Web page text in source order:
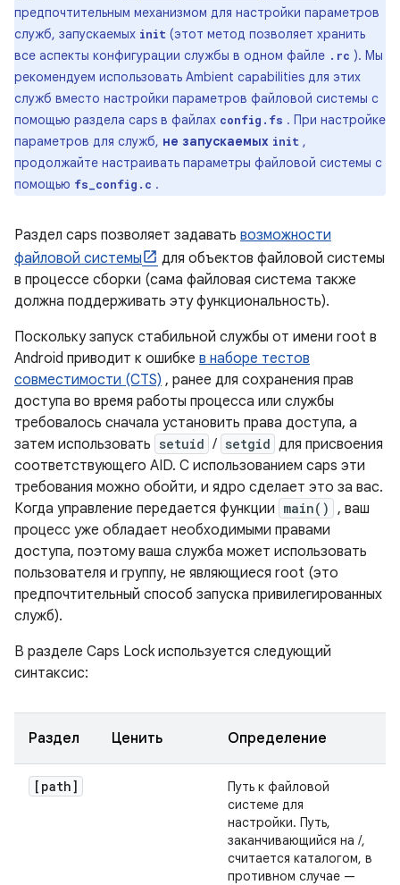
предпочтительным механизмом для настройки параметров
служб, запускаемых init (этот метод позволяет хранить
все аспекты конфигурации службы в одном файле .rc ). Мы
рекомендуем использовать Ambient capabilities для этих
служб вместо настройки параметров файловой системы с
помощью раздела caps в файлах config.fs . При настройке
параметров для служб, не запускаемых init ,
продолжайте настраивать параметры файловой системы с
помощью fs_config.c .
Раздел caps позволяет задавать возможности
файловой системы
для объектов файловой системы
в процессе сборки (сама файловая система также
должна поддерживать эту функциональность).
Поскольку запуск стабильной службы от имени root в
Android приводит к ошибке в наборе тестов
совместимости (CTS) , ранее для сохранения прав
доступа во время работы процесса или службы
требовалось сначала установить права доступа, а
затем использовать setuid / setgid для присвоения
соответствующего AID. С использованием caps эти
требования можно обойти, и ядро ​​сделает это за вас.
Когда управление передается функции main() , ваш
процесс уже обладает необходимыми правами
доступа, поэтому ваша служба может использовать
пользователя и группу, не являющиеся root (это
предпочтительный способ запуска привилегированных
служб).
В разделе Caps Lock используется следующий
синтаксис:
Раздел Ценить Определение
[path]
Путь к файловой
системе для
настройки. Путь,
заканчивающийся на /,
считается каталогом, в
противном случае —